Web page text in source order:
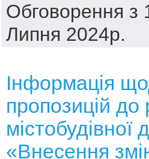
Обговорення з
Липня 2024р.
Інформація
пропозицій
містобудівної
«Внесення